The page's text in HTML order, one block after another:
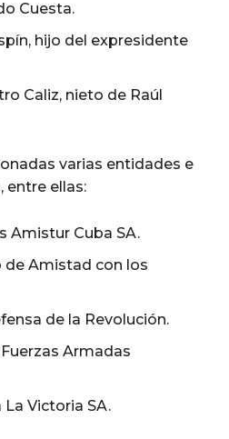
Cuesta.
hijo del expresidente
Caliz, nieto de Raúl
varias entidades e
entre ellas:
Amistur Cuba SA.
de Amistad con los
de la Revolución.
Armadas
Victoria SA.